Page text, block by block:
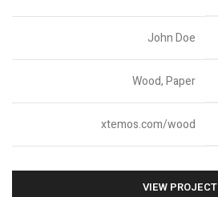
John Doe
Wood, Paper
xtemos.com/wood
VIEW PROJECT